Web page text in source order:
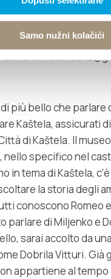
Samo nužni kolačići
del patrimonio:
più bello che parlare
Kaštela, assicurati
di Kaštela. Il
nello specifico nel
in tema di Kaštela,
la storia degli
conoscono Romeo
parlare di Miljenko e
sarai accolto da
Dobrila Vitturi. Già
appartiene al